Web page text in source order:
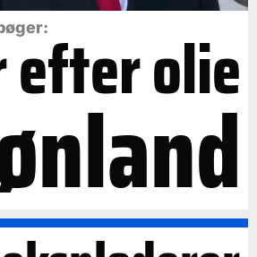
efter olie